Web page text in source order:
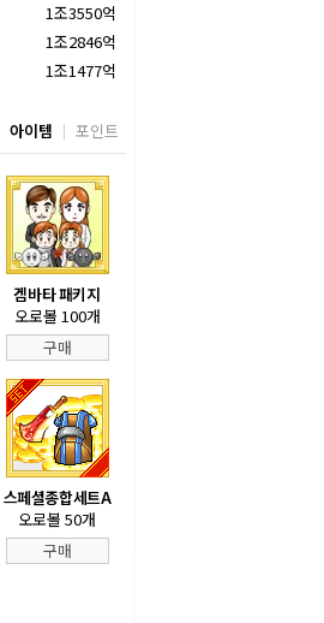
1조3550억
1조2846억
1조1477억
아이템 포인트
겜바타 패키지
오로볼 100개
구매
스페셜종합세트A
오로볼 50개
구매